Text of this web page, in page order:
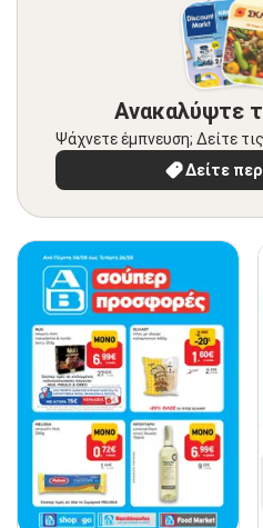
Ανακαλύψτε
Ψάχνετε έμπνευση; Δείτε
Δείτε